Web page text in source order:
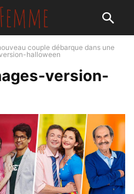
couple débarque dans une
halloween
version-